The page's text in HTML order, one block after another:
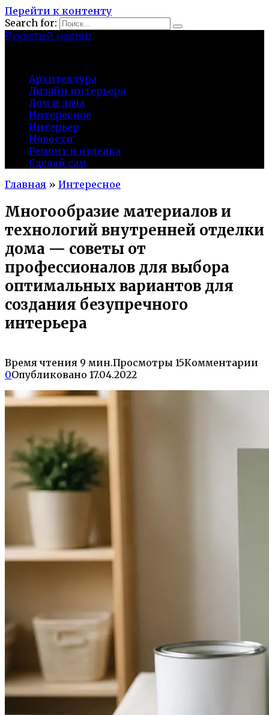
Перейти к контенту
Search for:
Рукастый мастер
Архитектура
Дизайн интерьера
Дом и дача
Интересное
Интерьер
Новости
Ремонт и отделка
Сделай сам
Главная » Интересное
Многообразие материалов и
технологий внутренней отделки
дома — советы от
профессионалов для выбора
оптимальных вариантов для
создания безупречного
интерьера
Время чтения 9 мин.Просмотры 15Комментарии
0Опубликовано 17.04.2022